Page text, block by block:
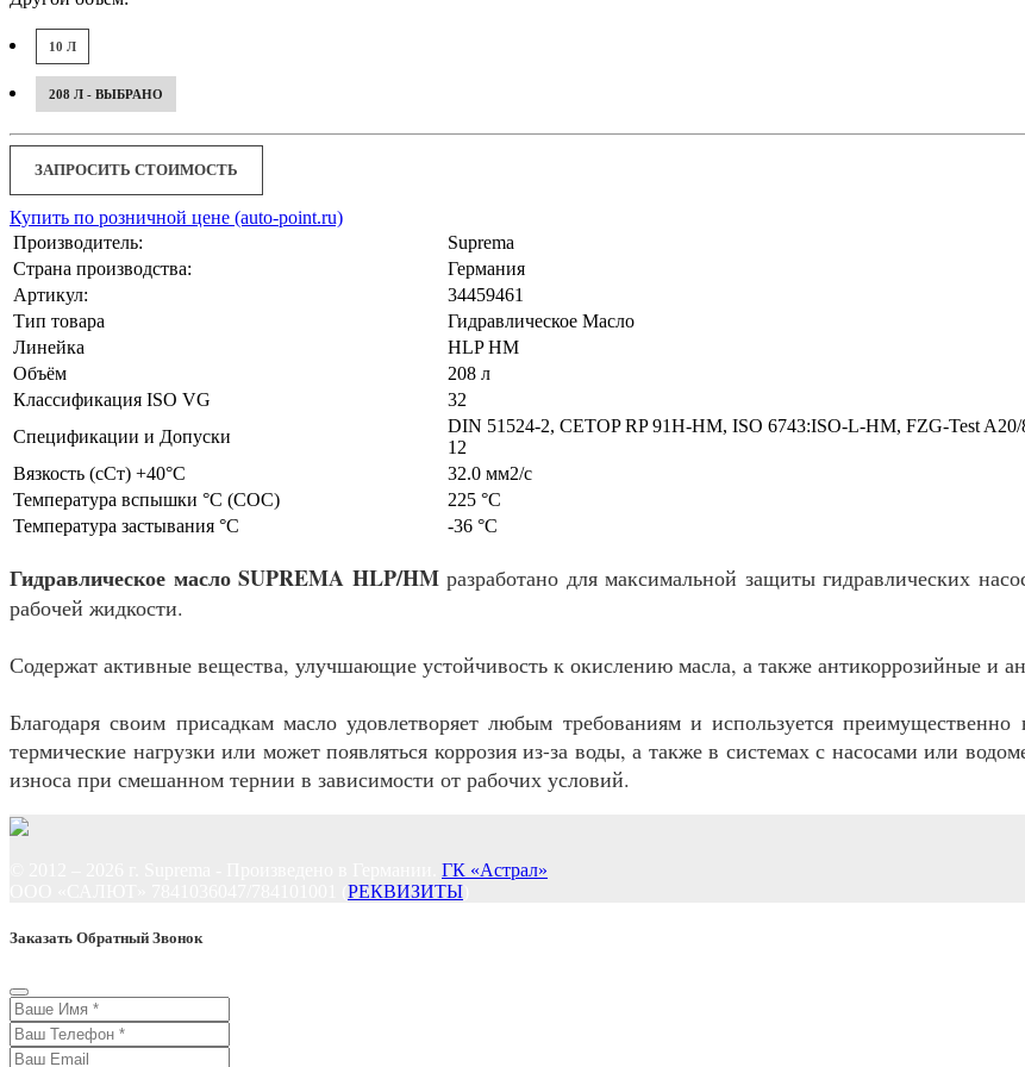
10 Л
208 Л - ВЫБРАНО
ЗАПРОСИТЬ СТОИМОСТЬ
Купить по розничной цене (auto-point.ru)
Производитель:
Suprema
Страна производства:
Германия
Артикул:
34459461
Тип товара
Гидравлическое Масло
Линейка
HLP HM
Объём
208 л
Классификация ISO VG
32
Спецификации и Допуски
DIN 51524-2, CETOP RP 91H-HM, ISO 6743:ISO-L-HM, FZG-Test A20/
12
Вязкость (сСт) +40°С
32.0 мм2/с
Температура вспышки °С (СОС)
225 °C
Температура застывания °С
-36 °С
Гидравлическое масло SUPREMA HLP/HMразработано для максимальной защиты гидравлических
рабочей жидкости.
Содержат активные вещества, улучшающие устойчивость к окислению масла, а также антикоррозийные и
Благодаря своим присадкам масло удовлетворяет любым требованиям и используется
термические нагрузки или может появляться коррозия из-за воды, а также в системах с насосами или
износа при смешанном тернии в зависимости от рабочих условий.
ГК «Астрал»
РЕКВИЗИТЫ
Заказать Обратный Звонок